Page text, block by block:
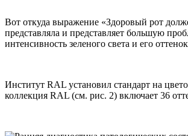
Вот откуда выражение «Здоровый рот
представляла и представляет большую
интенсивность зеленого света и его
Институт RAL установил стандарт на
коллекция RAL (см. рис. 2) включает 36